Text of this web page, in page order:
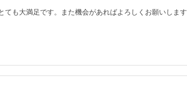
も大満足です。また機会があればよろしくお願いします